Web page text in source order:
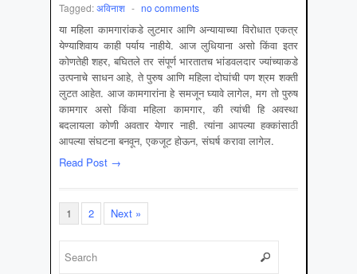
Tagged:अविनाश - no comments
या महिला कामगारांकडे लुटमार आणि अन्यायाच्या विरोधात एकत्र
येण्याशिवाय काही पर्याय नाहीये. आज लुधियाना असो किंवा इतर
कोणतेही शहर, बघितले तर संपूर्ण भारतातच भांडवलदार ज्यांच्याकडे
उत्पनाचे साधन आहे, ते पुरुष आणि महिला दोघांची पण श्रम शक्ती
लुटत आहेत. आज कामगारांना हे समजून घ्यावे लागेल, मग तो पुरुष
कामगार असो किंवा महिला कामगार, की त्यांची हि अवस्था
बदलायला कोणी अवतार येणार नाही. त्यांना आपल्या हक्कांसाठी
आपल्या संघटना बनवून, एकजूट होऊन, संघर्ष करावा लागेल.
Read Post →
1 2 Next »